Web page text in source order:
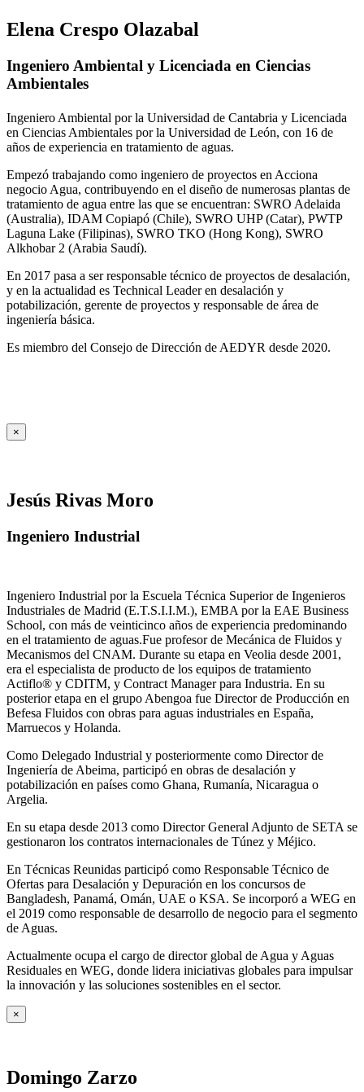
Elena Crespo Olazabal
Ingeniero Ambiental y Licenciada en Ciencias
Ambientales
Ingeniero Ambiental por la Universidad de Cantabria y Licenciada
en Ciencias Ambientales por la Universidad de León, con 16 de
años de experiencia en tratamiento de aguas.
Empezó trabajando como ingeniero de proyectos en Acciona
negocio Agua, contribuyendo en el diseño de numerosas plantas de
tratamiento de agua entre las que se encuentran: SWRO Adelaida
(Australia), IDAM Copiapó (Chile), SWRO UHP (Catar), PWTP
Laguna Lake (Filipinas), SWRO TKO (Hong Kong), SWRO
Alkhobar 2 (Arabia Saudí).
En 2017 pasa a ser responsable técnico de proyectos de desalación,
y en la actualidad es Technical Leader en desalación y
potabilización, gerente de proyectos y responsable de área de
ingeniería básica.
Es miembro del Consejo de Dirección de AEDYR desde 2020.
×
Jesús Rivas Moro
Ingeniero Industrial
Ingeniero Industrial por la Escuela Técnica Superior de Ingenieros
Industriales de Madrid (E.T.S.I.I.M.), EMBA por la EAE Business
School, con más de veinticinco años de experiencia predominando
en el tratamiento de aguas.Fue profesor de Mecánica de Fluidos y
Mecanismos del CNAM. Durante su etapa en Veolia desde 2001,
era el especialista de producto de los equipos de tratamiento
Actiflo® y CDITM, y Contract Manager para Industria. En su
posterior etapa en el grupo Abengoa fue Director de Producción en
Befesa Fluidos con obras para aguas industriales en España,
Marruecos y Holanda.
Como Delegado Industrial y posteriormente como Director de
Ingeniería de Abeima, participó en obras de desalación y
potabilización en países como Ghana, Rumanía, Nicaragua o
Argelia.
En su etapa desde 2013 como Director General Adjunto de SETA se
gestionaron los contratos internacionales de Túnez y Méjico.
En Técnicas Reunidas participó como Responsable Técnico de
Ofertas para Desalación y Depuración en los concursos de
Bangladesh, Panamá, Omán, UAE o KSA. Se incorporó a WEG en
el 2019 como responsable de desarrollo de negocio para el segmento
de Aguas.
Actualmente ocupa el cargo de director global de Agua y Aguas
Residuales en WEG, donde lidera iniciativas globales para impulsar
la innovación y las soluciones sostenibles en el sector.
×
Domingo Zarzo